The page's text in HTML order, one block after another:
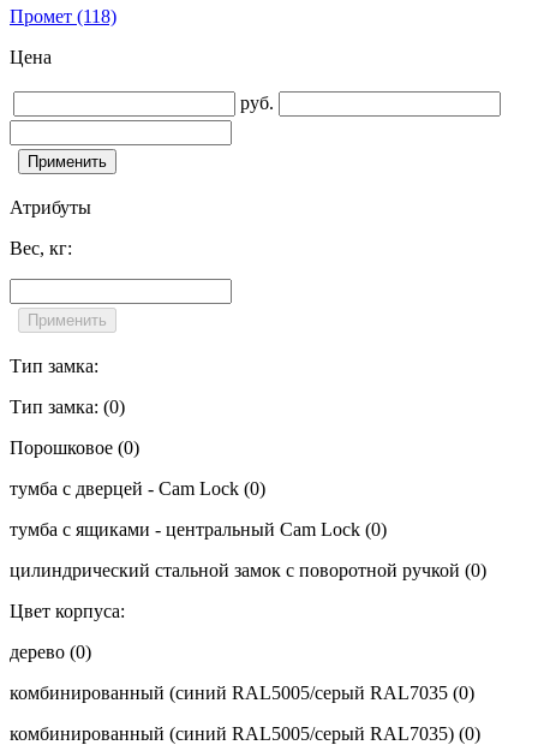
Промет (118)
Цена
руб.
Атрибуты
Вес, кг:
Тип замка:
Тип замка: (0)
Порошковое (0)
тумба с дверцей - Cam Lock (0)
тумба с ящиками - центральный Cam Lock (0)
цилиндрический стальной замок с поворотной ручкой (0)
Цвет корпуса:
дерево (0)
комбинированный (синий RAL5005/серый RAL7035 (0)
комбинированный (синий RAL5005/серый RAL7035) (0)